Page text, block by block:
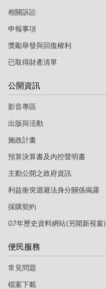
相關訴訟
申報事項
獎勵舉發與回復權利
已取得財產清單
公開資訊
影音專區
出版與活動
施政計畫
預算決算書及內控聲明書
主動公開之政府資訊
利益衝突迴避法身分關係揭露
採購契約
07年歷史資料網站(另開新視窗)
便民服務
常見問題
檔案下載